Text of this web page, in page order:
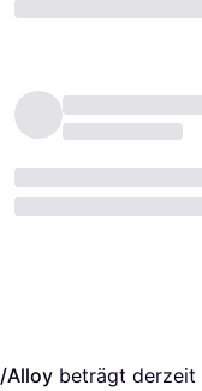
Alloy beträgt derzeit